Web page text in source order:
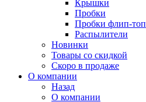
Крышки
Пробки
Пробки флип-топ
Распылители
Новинки
Товары со скидкой
Скоро в продаже
О компании
Назад
О компании